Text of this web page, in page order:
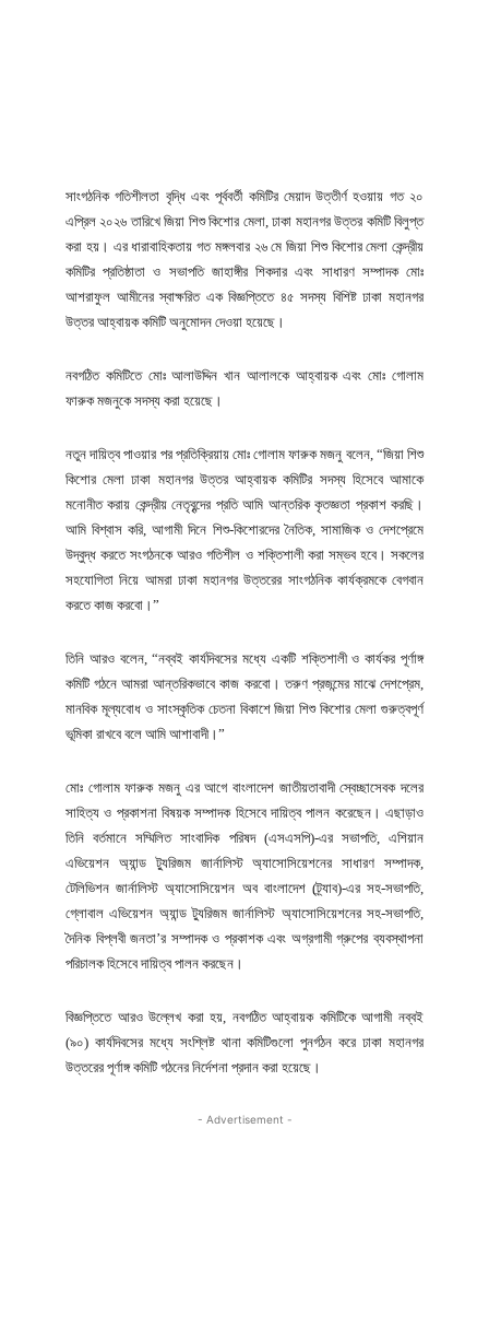
সাংগঠনিক গতিশীলতা বৃদ্ধি এবং পূর্ববর্তী কমিটির মেয়াদ উত্তীর্ণ হওয়ায় গত ২০
এপ্রিল ২০২৬ তারিখে জিয়া শিশু কিশোর মেলা, ঢাকা মহানগর উত্তর কমিটি বিলুপ্ত
করা হয়। এর ধারাবাহিকতায় গত মঙ্গলবার ২৬ মে জিয়া শিশু কিশোর মেলা কেন্দ্রীয়
কমিটির প্রতিষ্ঠাতা ও সভাপতি জাহাঙ্গীর শিকদার এবং সাধারণ সম্পাদক মোঃ
আশরাফুল আমীনের স্বাক্ষরিত এক বিজ্ঞপ্তিতে ৪৫ সদস্য বিশিষ্ট ঢাকা মহানগর
উত্তর আহ্বায়ক কমিটি অনুমোদন দেওয়া হয়েছে।
নবগঠিত কমিটিতে মোঃ আলাউদ্দিন খান আলালকে আহ্বায়ক এবং মোঃ গোলাম
ফারুক মজনুকে সদস্য করা হয়েছে।
নতুন দায়িত্ব পাওয়ার পর প্রতিক্রিয়ায় মোঃ গোলাম ফারুক মজনু বলেন, “জিয়া শিশু
কিশোর মেলা ঢাকা মহানগর উত্তর আহ্বায়ক কমিটির সদস্য হিসেবে আমাকে
মনোনীত করায় কেন্দ্রীয় নেতৃবৃন্দের প্রতি আমি আন্তরিক কৃতজ্ঞতা প্রকাশ করছি।
আমি বিশ্বাস করি, আগামী দিনে শিশু-কিশোরদের নৈতিক, সামাজিক ও দেশপ্রেমে
উদ্বুদ্ধ করতে সংগঠনকে আরও গতিশীল ও শক্তিশালী করা সম্ভব হবে। সকলের
সহযোগিতা নিয়ে আমরা ঢাকা মহানগর উত্তরের সাংগঠনিক কার্যক্রমকে বেগবান
করতে কাজ করবো।”
তিনি আরও বলেন, “নব্বই কার্যদিবসের মধ্যে একটি শক্তিশালী ও কার্যকর পূর্ণাঙ্গ
কমিটি গঠনে আমরা আন্তরিকভাবে কাজ করবো। তরুণ প্রজন্মের মাঝে দেশপ্রেম,
মানবিক মূল্যবোধ ও সাংস্কৃতিক চেতনা বিকাশে জিয়া শিশু কিশোর মেলা গুরুত্বপূর্ণ
ভূমিকা রাখবে বলে আমি আশাবাদী।”
মোঃ গোলাম ফারুক মজনু এর আগে বাংলাদেশ জাতীয়তাবাদী স্বেচ্ছাসেবক দলের
সাহিত্য ও প্রকাশনা বিষয়ক সম্পাদক হিসেবে দায়িত্ব পালন করেছেন। এছাড়াও
তিনি বর্তমানে সম্মিলিত সাংবাদিক পরিষদ (এসএসপি)-এর সভাপতি, এশিয়ান
এভিয়েশন অ্যান্ড ট্যুরিজম জার্নালিস্ট অ্যাসোসিয়েশনের সাধারণ সম্পাদক,
টেলিভিশন জার্নালিস্ট অ্যাসোসিয়েশন অব বাংলাদেশ (ট্র্যাব)-এর সহ-সভাপতি,
গ্লোবাল এভিয়েশন অ্যান্ড ট্যুরিজম জার্নালিস্ট অ্যাসোসিয়েশনের সহ-সভাপতি,
দৈনিক বিপ্লবী জনতা’র সম্পাদক ও প্রকাশক এবং অগ্রগামী গ্রুপের ব্যবস্থাপনা
পরিচালক হিসেবে দায়িত্ব পালন করছেন।
বিজ্ঞপ্তিতে আরও উল্লেখ করা হয়, নবগঠিত আহ্বায়ক কমিটিকে আগামী নব্বই
(৯০) কার্যদিবসের মধ্যে সংশ্লিষ্ট থানা কমিটিগুলো পুনর্গঠন করে ঢাকা মহানগর
উত্তরের পূর্ণাঙ্গ কমিটি গঠনের নির্দেশনা প্রদান করা হয়েছে।
- Advertisement -